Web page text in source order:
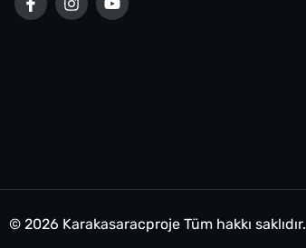
© 2026 Karakasaracproje Tüm hakkı saklıdır.